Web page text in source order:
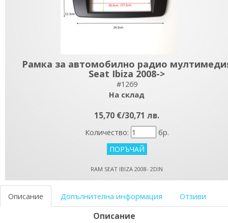
Рамка за автомобилно радио
Seat Ibiza 2008->
#1269
На склад
15,70 €/30,71 лв.
Количество: бр.
RAM SEAT IBIZA 2008- 2DIN
Описание Допълнителна информация Отзиви
Описание